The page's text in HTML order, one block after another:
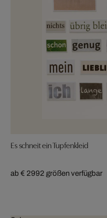
Es schneit ein Tupfenkleid
ab € 2992 größen verfügbar